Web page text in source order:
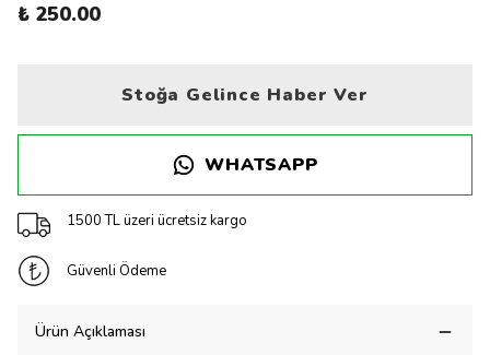
₺ 250.00
Stoğa Gelince Haber Ver
WHATSAPP
1500 TL üzeri ücretsiz kargo
Güvenli Ödeme
Ürün Açıklaması